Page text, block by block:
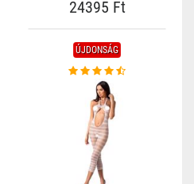
24395 Ft
ÚJDONSÁG